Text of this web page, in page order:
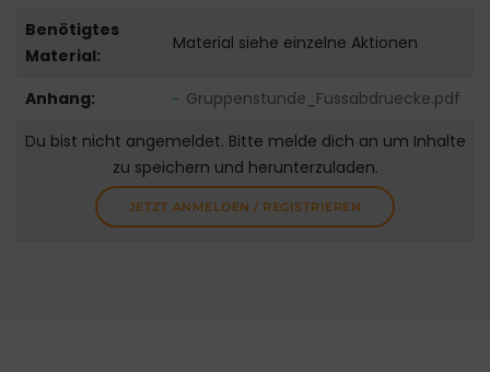
Benötigtes
Material:
Material siehe einzelne Aktionen
Anhang:
Gruppenstunde_Fussabdruecke.pdf
Du bist nicht angemeldet. Bitte melde dich an um Inhalte
zu speichern und herunterzuladen.
JETZT ANMELDEN / REGISTRIEREN